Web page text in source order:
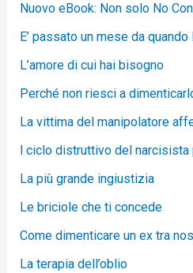
Nuovo eBook: Non solo No
E’ passato un mese da
L’amore di cui hai bisogno
Perché non riesci a
La vittima del manipolatore
l ciclo distruttivo del
La più grande ingiustizia
Le briciole che ti concede
Come dimenticare un ex tra
La terapia dell’oblio